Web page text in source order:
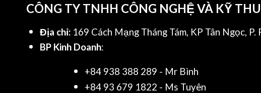
CÔNG TY TNHH CÔNG NGHỆ VÀ KỸ
Địa chỉ: 169 Cách Mạng Tháng Tám, KP Tân Ngọc, P.
BP Kinh Doanh:
+84 938 388 289 - Mr Bình
+84 93 679 1822 - Ms Tuyên